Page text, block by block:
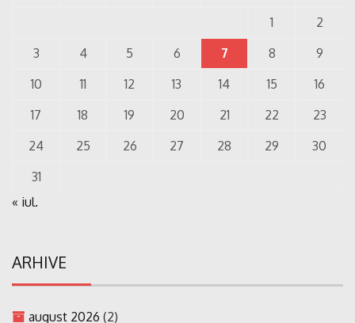
1
2
3
4 5 6 7 8
9
10
11 12 13 14 15
16
17
18 19 20 21 22
23
24
25 26 27 28 29
30
31
« iul.
ARHIVE
august 2026 (2)